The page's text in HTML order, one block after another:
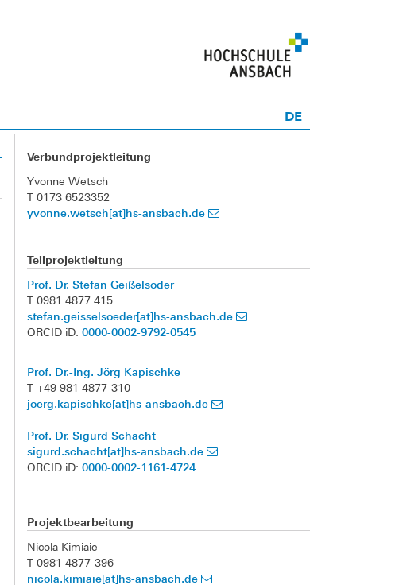
DE
Verbundprojektleitung
Yvonne Wetsch
T 0173 6523352
yvonne.wetsch[at]hs-ansbach.de
Teilprojektleitung
Prof. Dr. Stefan Geißelsöder
T 0981 4877 415
stefan.geisselsoeder[at]hs-ansbach.de
ORCID iD:0000-0002-9792-0545
Prof. Dr.-Ing. Jörg Kapischke
T +49 981 4877-310
joerg.kapischke[at]hs-ansbach.de
Prof. Dr. Sigurd Schacht
sigurd.schacht[at]hs-ansbach.de
ORCID iD:0000-0002-1161-4724
Projektbearbeitung
Nicola Kimiaie
T 0981 4877-396
nicola.kimiaie[at]hs-ansbach.de